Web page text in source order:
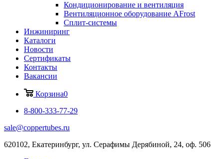
Кондиционирование и вентиляция
Вентиляционное оборудование AFrost
Сплит-системы
Инжиниринг
Каталоги
Новости
Сертификаты
Контакты
Вакансии
Корзина0
8-800-333-77-29
sale@coppertubes.ru
620102, Екатеринбург, ул. Серафимы Дерябиной, 24, оф. 506